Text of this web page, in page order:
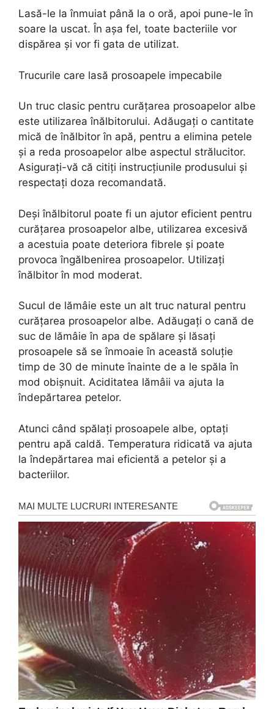
Lasă-le la înmuiat până la o oră, apoi pune-le în
soare la uscat. În așa fel, toate bacteriile vor
dispărea și vor fi gata de utilizat.
Trucurile care lasă prosoapele impecabile
Un truc clasic pentru curățarea prosoapelor albe
este utilizarea înălbitorului. Adăugați o cantitate
mică de înălbitor în apă, pentru a elimina petele
și a reda prosoapelor albe aspectul strălucitor.
Asigurați-vă că citiți instrucțiunile produsului și
respectați doza recomandată.
Deși înălbitorul poate fi un ajutor eficient pentru
curățarea prosoapelor albe, utilizarea excesivă
a acestuia poate deteriora fibrele și poate
provoca îngălbenirea prosoapelor. Utilizați
înălbitor în mod moderat.
Sucul de lămâie este un alt truc natural pentru
curățarea prosoapelor albe. Adăugați o cană de
suc de lămâie în apa de spălare și lăsați
prosoapele să se înmoaie în această soluție
timp de 30 de minute înainte de a le spăla în
mod obișnuit. Aciditatea lămâii va ajuta la
îndepărtarea petelor.
Atunci când spălați prosoapele albe, optați
pentru apă caldă. Temperatura ridicată va ajuta
la îndepărtarea mai eficientă a petelor și a
bacteriilor.